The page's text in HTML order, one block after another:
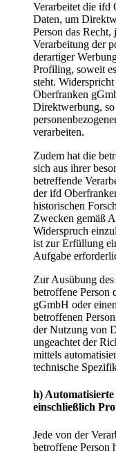
Verarbeitet die ifd
Daten, um
Person das
Verarbeitung der
derartiger
Profiling, soweit
steht.
Oberfranken
Direktwerbung,
verarbeiten.
Zudem hat die
sich aus ihrer
betreffende
der ifd
historischen
Zwecken gemäß
Widerspruch
ist zur Erfüllung
Aufgabe
Zur Ausübung
betroffene Person
gGmbH oder
betroffenen
der Nutzung von
ungeachtet der
mittels
technische
h)
einschließlich
Jede von der
betroffene Person